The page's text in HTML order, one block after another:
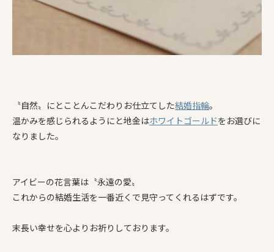
〝自然〟にとことんこだわりお仕立てした結婚指輪。
温かみを感じられるようにと地金はホワイトゴールドをお選びに
なりました。
アイビーの花言葉は〝永遠の愛〟
これからの結婚生活を一番近くで見守ってくれるはずです。
末長い幸せを心よりお祈りしております。